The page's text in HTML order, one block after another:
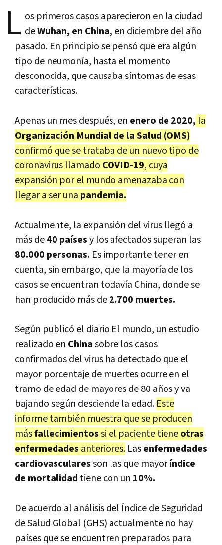
L os primeros casos aparecieron en la ciudad
deWuhan, en China, en diciembre del año
pasado. En principio se pensó que era algún
tipo de neumonía, hasta el momento
desconocida, que causaba síntomas de esas
características.
Apenas un mes después, en enero de 2020, la
Organización Mundial de la Salud (OMS)
confirmó que se trataba de un nuevo tipo de
coronavirus llamado COVID-19, cuya
expansión por el mundo amenazaba con
llegar a ser una pandemia.
Actualmente, la expansión del virus llegó a
más de40 paísesy los afectados superan las
80.000 personas. Es importante tener en
cuenta, sin embargo, que la mayoría de los
casos se encuentran todavía China, donde se
han producido más de2.700 muertes.
Según publicó el diario El mundo, un estudio
realizado en Chinasobre los casos
confirmados del virus ha detectado que el
mayor porcentaje de muertes ocurre en el
tramo de edad de mayores de 80 años y va
bajando según desciende la edad. Este
informe también muestra que se producen
másfallecimientossi el paciente tieneotras
enfermedades anteriores. Lasenfermedades
cardiovascularesson las que mayoríndice
de mortalidad tiene con un 10%.
De acuerdo al análisis del Índice de Seguridad
de Salud Global (GHS) actualmente no hay
países que se encuentren preparados para